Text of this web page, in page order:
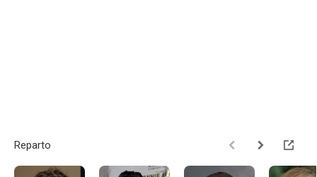
Reparto